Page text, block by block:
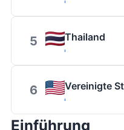
5 Thailand
6 Vereinigte
Einführung